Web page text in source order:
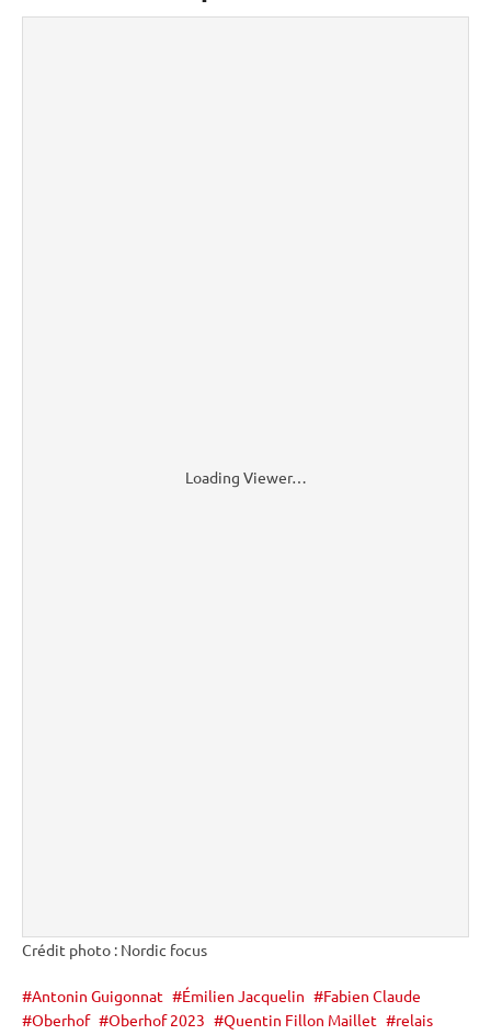
Loading Viewer…
Crédit photo : Nordic focus
Antonin Guigonnat Émilien Jacquelin
Fabien Claude
Oberhof
Oberhof 2023 Quentin Fillon Maillet
relais